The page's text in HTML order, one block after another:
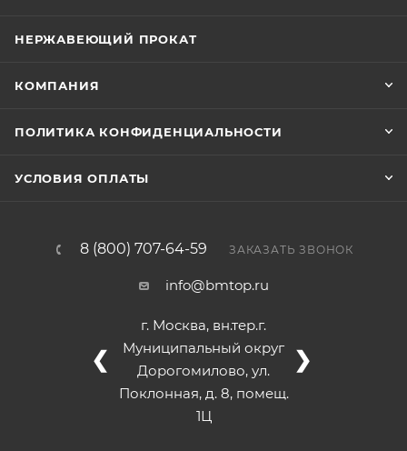
НЕРЖАВЕЮЩИЙ ПРОКАТ
КОМПАНИЯ
ПОЛИТИКА КОНФИДЕНЦИАЛЬНОСТИ
УСЛОВИЯ ОПЛАТЫ
8 (800) 707-64-59 ЗАКАЗАТЬ ЗВОНОК
info@bmtop.ru
г. Москва, вн.тер.г.
Муниципальный округ
Дорогомилово, ул.
Поклонная, д. 8, помещ.
1Ц
❮ ❯